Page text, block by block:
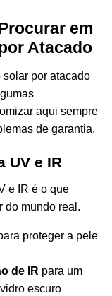
em
Atacado
por atacado
aqui sempre
de garantia.
UV e IR
e IR é o que
do mundo real.
proteger a pele
de IR para um
escuro